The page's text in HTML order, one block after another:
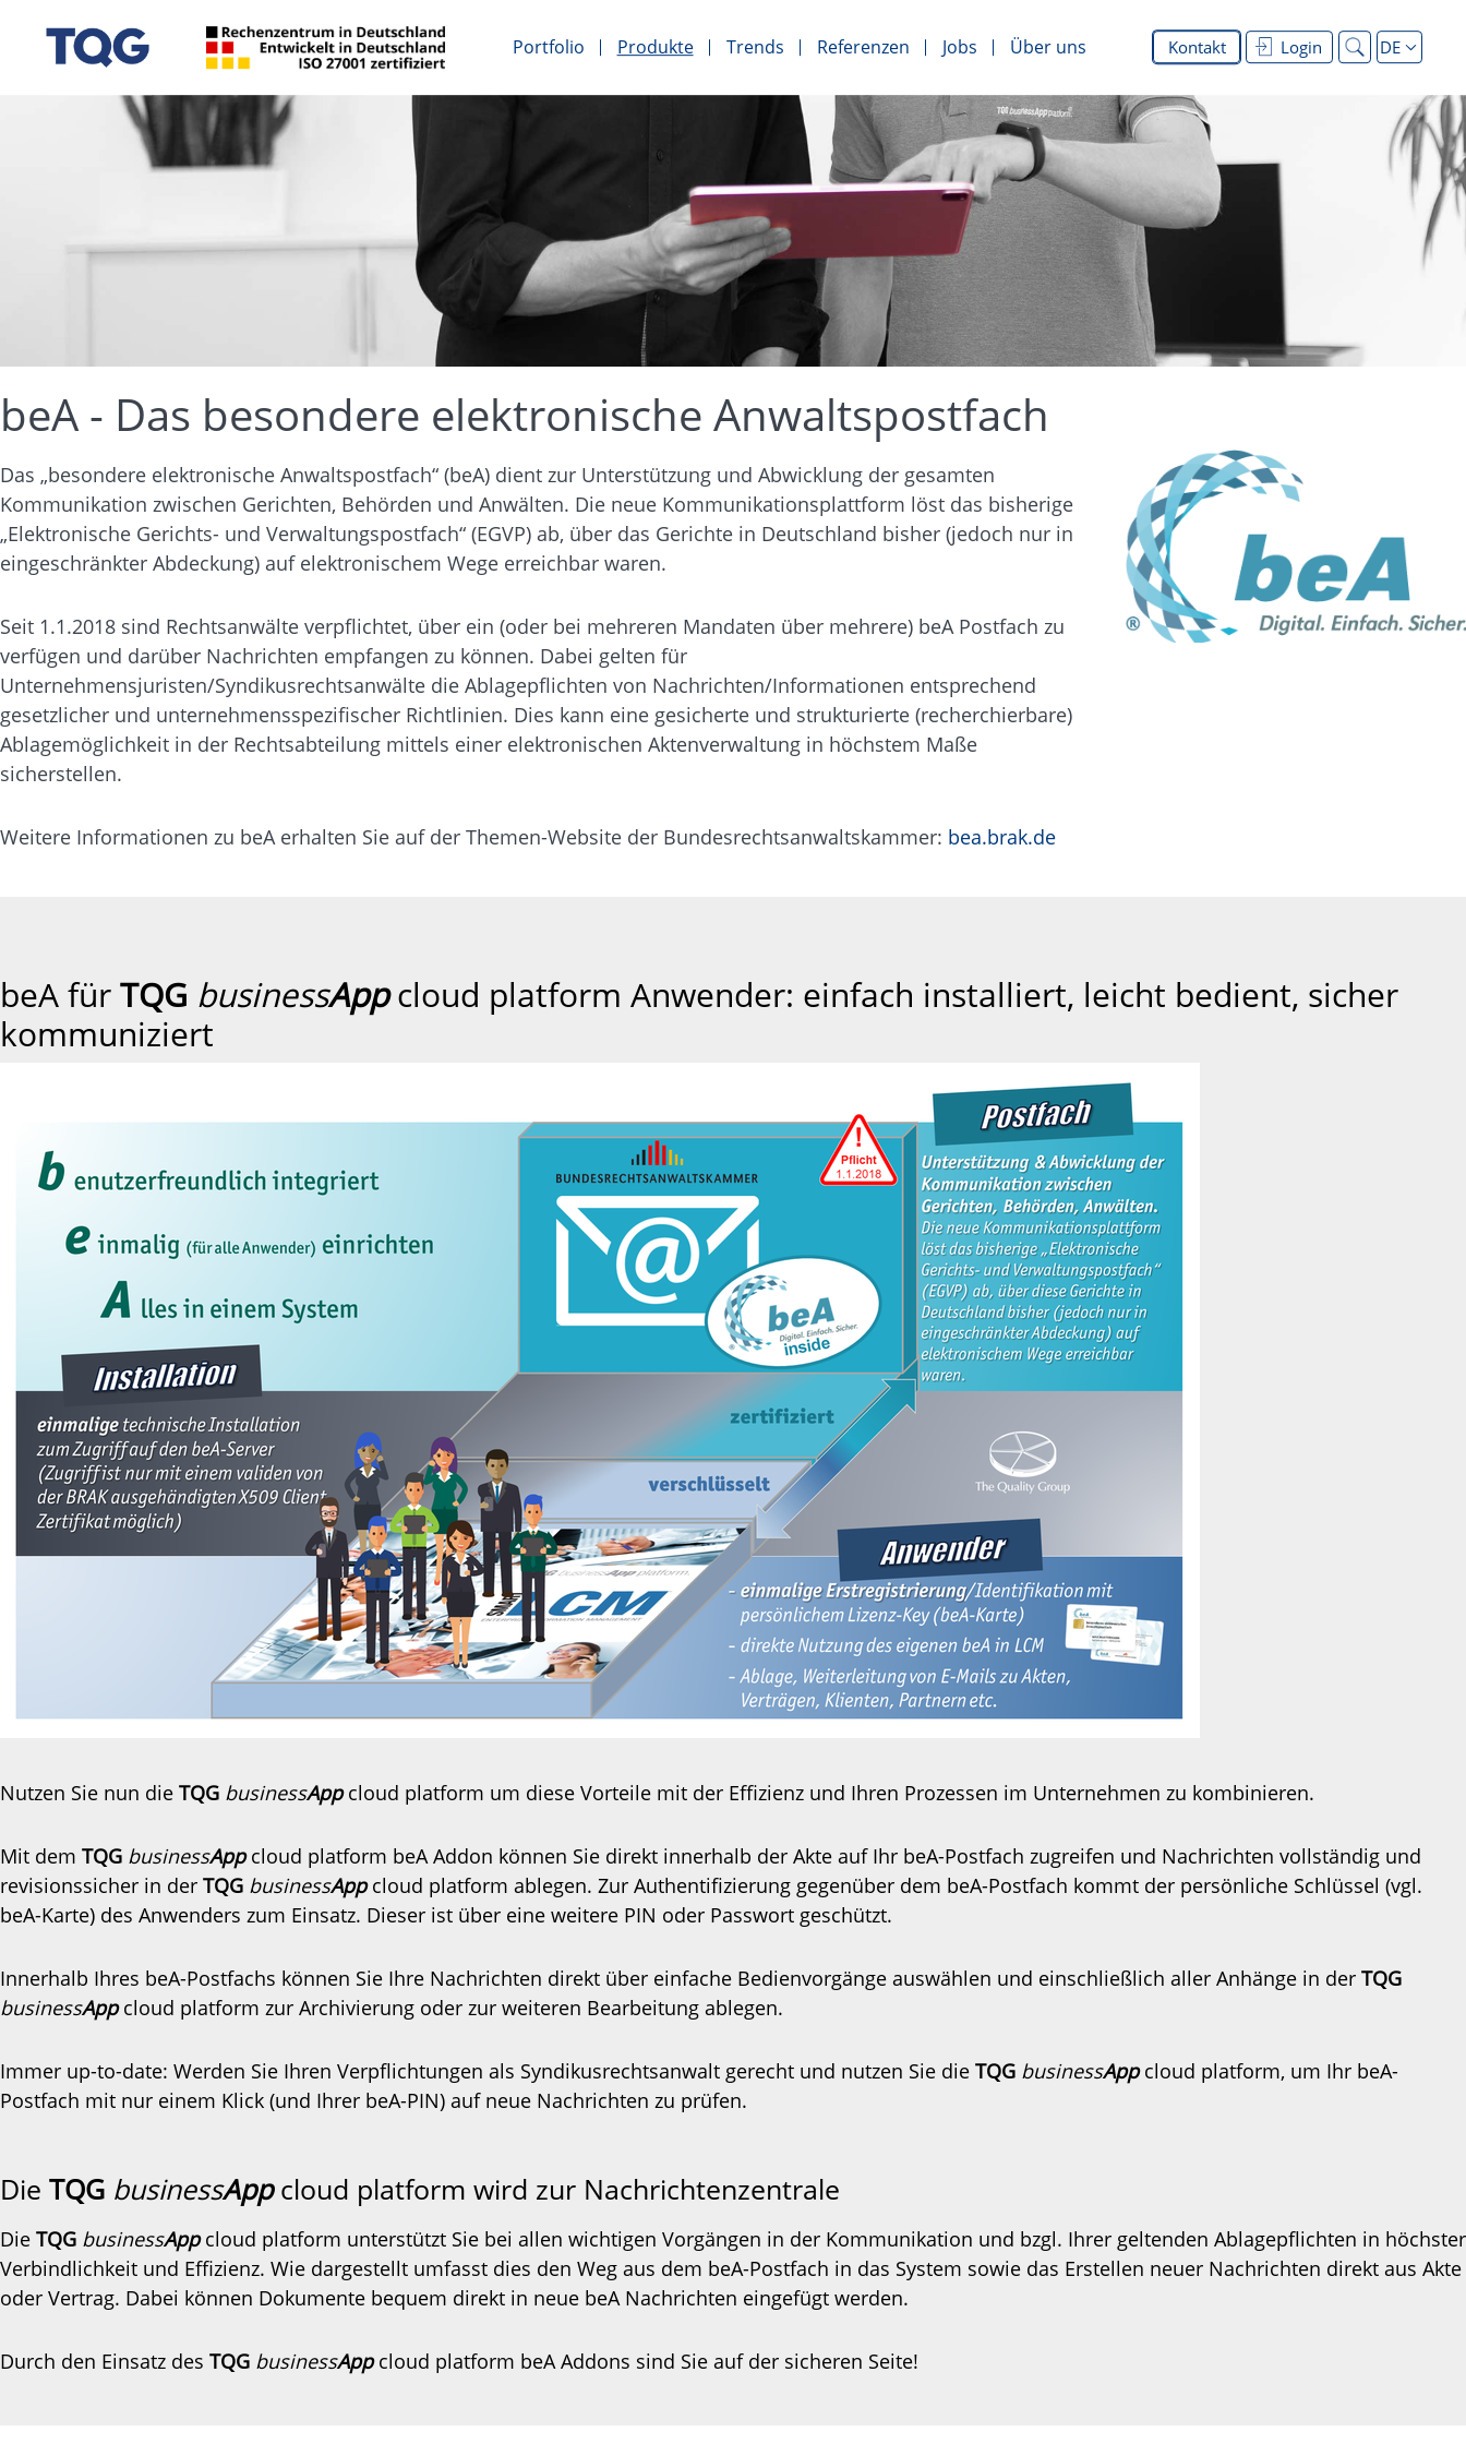
Kontakt Login DE
Portfolio Produkte Trends Referenzen Jobs Über uns
beA - Das besondere elektronische Anwaltspostfach
Das „besondere elektronische Anwaltspostfach“ (beA) dient zur Unterstützung und Abwicklung der gesamten
Kommunikation zwischen Gerichten, Behörden und Anwälten. Die neue Kommunikationsplattform löst das bisherige
„Elektronische Gerichts- und Verwaltungspostfach“ (EGVP) ab, über das Gerichte in Deutschland bisher (jedoch nur in
eingeschränkter Abdeckung) auf elektronischem Wege erreichbar waren.
Seit 1.1.2018 sind Rechtsanwälte verpflichtet, über ein (oder bei mehreren Mandaten über mehrere) beA Postfach zu
verfügen und darüber Nachrichten empfangen zu können. Dabei gelten für
Unternehmensjuristen/Syndikusrechtsanwälte die Ablagepflichten von Nachrichten/Informationen entsprechend
gesetzlicher und unternehmensspezifischer Richtlinien. Dies kann eine gesicherte und strukturierte (recherchierbare)
Ablagemöglichkeit in der Rechtsabteilung mittels einer elektronischen Aktenverwaltung in höchstem Maße
sicherstellen.
Weitere Informationen zu beA erhalten Sie auf der Themen-Website der Bundesrechtsanwaltskammer: bea.brak.de
beA fürTQG businessAppcloud platform Anwender: einfach installiert, leicht bedient, sicher
kommuniziert
Nutzen Sie nun die TQG businessAppcloud platform um diese Vorteile mit der Effizienz und Ihren Prozessen im Unternehmen zu kombinieren.
Mit dem TQG businessAppcloud platform beA Addon können Sie direkt innerhalb der Akte auf Ihr beA-Postfach zugreifen und Nachrichten vollständig und
revisionssicher in der TQG businessAppcloud platform ablegen. Zur Authentifizierung gegenüber dem beA-Postfach kommt der persönliche Schlüssel (vgl.
beA-Karte) des Anwenders zum Einsatz. Dieser ist über eine weitere PIN oder Passwort geschützt.
Innerhalb Ihres beA-Postfachs können Sie Ihre Nachrichten direkt über einfache Bedienvorgänge auswählen und einschließlich aller Anhänge in der TQG
businessAppcloud platform zur Archivierung oder zur weiteren Bearbeitung ablegen.
Immer up-to-date: Werden Sie Ihren Verpflichtungen als Syndikusrechtsanwalt gerecht und nutzen Sie die TQG businessAppcloud platform, um Ihr beA-
Postfach mit nur einem Klick (und Ihrer beA-PIN) auf neue Nachrichten zu prüfen.
Die TQG businessAppcloud platform wird zur Nachrichtenzentrale
Die TQG businessAppcloud platform unterstützt Sie bei allen wichtigen Vorgängen in der Kommunikation und bzgl. Ihrer geltenden Ablagepflichten in höchster
Verbindlichkeit und Effizienz. Wie dargestellt umfasst dies den Weg aus dem beA-Postfach in das System sowie das Erstellen neuer Nachrichten direkt aus Akte
oder Vertrag. Dabei können Dokumente bequem direkt in neue beA Nachrichten eingefügt werden.
Durch den Einsatz des TQG businessAppcloud platform beA Addons sind Sie auf der sicheren Seite!